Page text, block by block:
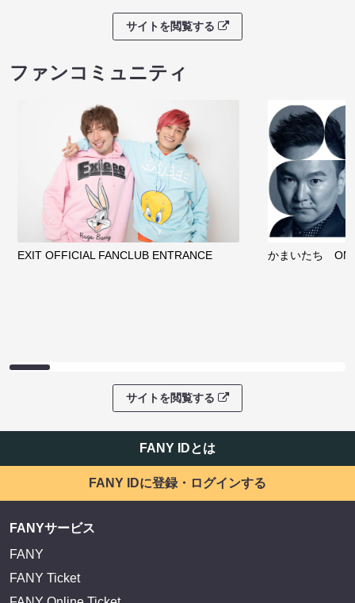
サイトを閲覧する
ファンコミュニティ
EXIT OFFICIAL FANCLUB ENTRANCE かまいたち
サイトを閲覧する
FANY IDとは
FANY IDに登録・ログインする
FANYサービス
FANY
FANY Ticket